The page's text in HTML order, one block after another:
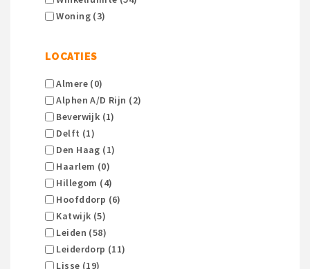
Woning (3)
LOCATIES
Almere (0)
Alphen A/d Rijn (2)
Beverwijk (1)
Delft (1)
Den Haag (1)
Haarlem (0)
Hillegom (4)
Hoofddorp (6)
Katwijk (5)
Leiden (58)
Leiderdorp (11)
Lisse (19)